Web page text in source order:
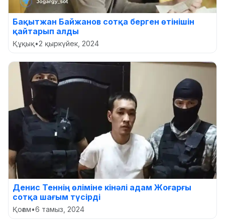
Бақытжан Байжанов сотқа берген өтінішін
қайтарып алды
Құқық•2 қыркүйек, 2024
Денис Теннің өліміне кінәлі адам Жоғарғы
сотқа шағым түсірді
Қоғам•6 тамыз, 2024